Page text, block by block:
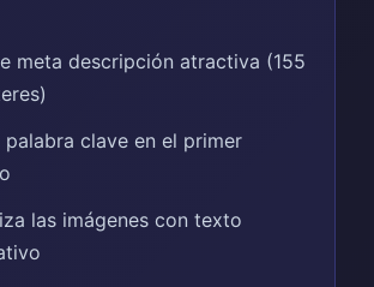
meta descripción atractiva (155
palabra clave en el primer
las imágenes con texto